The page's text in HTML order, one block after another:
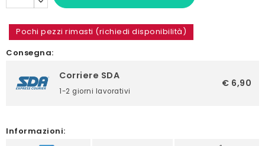
Pochi pezzi rimasti (richiedi disponibilità)
Consegna:
Corriere SDA
1-2 giorni lavorativi
€ 6,90
Informazioni: